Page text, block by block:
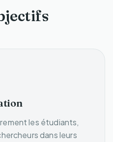
les étudiants,
dans leurs